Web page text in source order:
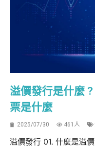
溢價發行是什麼
票是什麼
2025/07/30 461人
溢價發行 01. 什麼是溢